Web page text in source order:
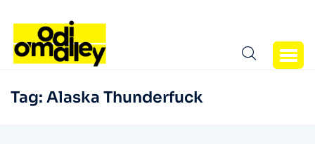
Tag: Alaska Thunderfuck